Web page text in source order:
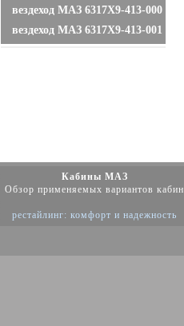
вездеход МАЗ 6317X9-413-000
вездеход МАЗ 6317X9-413-001
Кабины МАЗ
Обзор применяемых вариантов кабин
рестайлинг: комфорт и надежность